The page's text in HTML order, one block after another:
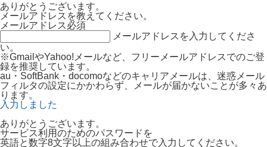
ありがとうございます。
メールアドレスを教えてください。
メールアドレス必須
メールアドレスを入力してくださ
い。
※GmailやYahoo!メールなど、フリーメールアドレスでのご登
録を推奨しています。
au・SoftBank・docomoなどのキャリアメールは、迷惑メール
フィルタの設定にかかわらず、メールが届かないことが多々あ
ります。
入力しました
ありがとうございます。
サービス利用のためのパスワードを
英語と数字8文字以上の組み合わせで入力してください。